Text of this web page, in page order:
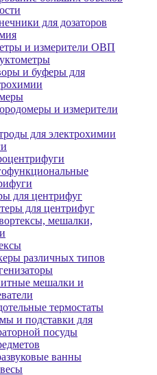
для дозаторов
и измерители ОВП
и буферы для
и измерители
для электрохимии
для центрифуг
для центрифуг
мешалки,
различных типов
мешалки и
термостаты
и подставки для
посуды
ванны